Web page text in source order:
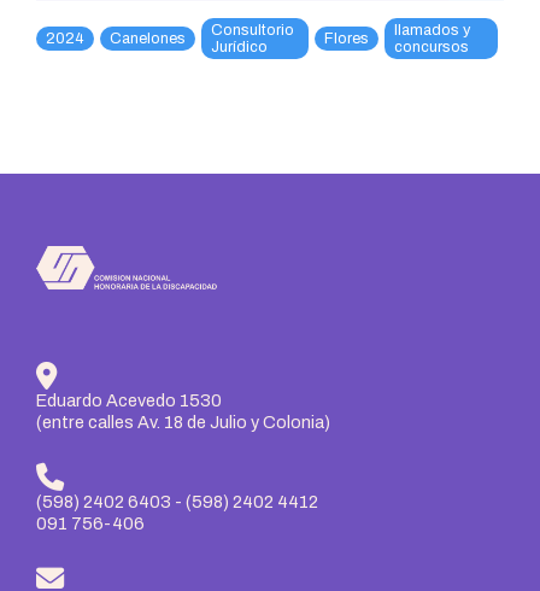
2024 Canelones
Consultorio
Jurídico
Flores
llamados y
concursos
Eduardo Acevedo 1530
(entre calles Av. 18 de Julio y Colonia)
(598) 2402 6403 - (598) 2402 4412
091 756-406